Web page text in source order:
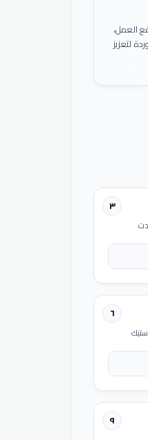
العمل،
لتعزيز
٣
٦
٩